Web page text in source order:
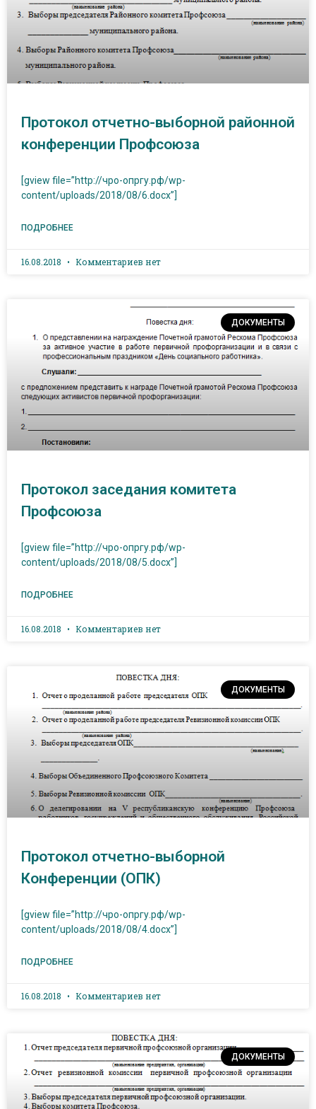
Протокол отчетно-выборной районной
конференции Профсоюза
[gview file=”http://чро-опргу.рф/wp-
content/uploads/2018/08/6.docx”]
ПОДРОБНЕЕ
16.08.2018 Комментариев нет
ДОКУМЕНТЫ
Протокол заседания комитета
Профсоюза
[gview file=”http://чро-опргу.рф/wp-
content/uploads/2018/08/5.docx”]
ПОДРОБНЕЕ
16.08.2018 Комментариев нет
ДОКУМЕНТЫ
Протокол отчетно-выборной
Конференции (ОПК)
[gview file=”http://чро-опргу.рф/wp-
content/uploads/2018/08/4.docx”]
ПОДРОБНЕЕ
16.08.2018 Комментариев нет
ДОКУМЕНТЫ